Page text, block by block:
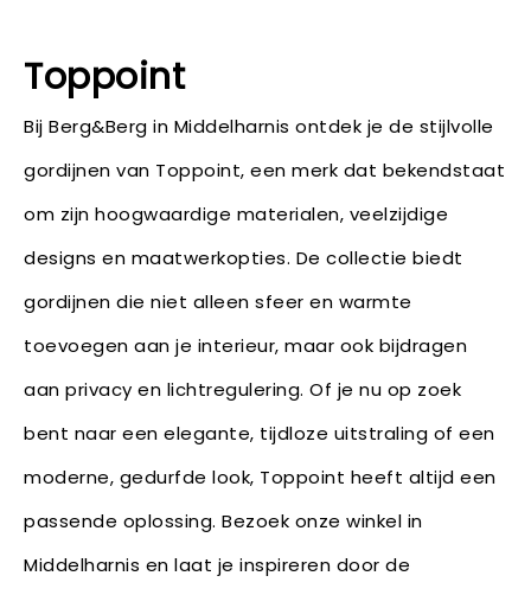
Toppoint
Bij Berg&Berg in Middelharnis ontdek je de stijlvolle
gordijnen van Toppoint, een merk dat bekendstaat
om zijn hoogwaardige materialen, veelzijdige
designs en maatwerkopties. De collectie biedt
gordijnen die niet alleen sfeer en warmte
toevoegen aan je interieur, maar ook bijdragen
aan privacy en lichtregulering. Of je nu op zoek
bent naar een elegante, tijdloze uitstraling of een
moderne, gedurfde look, Toppoint heeft altijd een
passende oplossing. Bezoek onze winkel in
Middelharnis en laat je inspireren door de